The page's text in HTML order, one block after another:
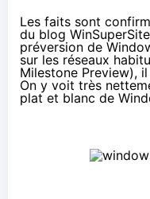
Les faits sont
du blog
préversion de
sur les réseaux
Milestone Preview),
On y voit très
plat et blanc de